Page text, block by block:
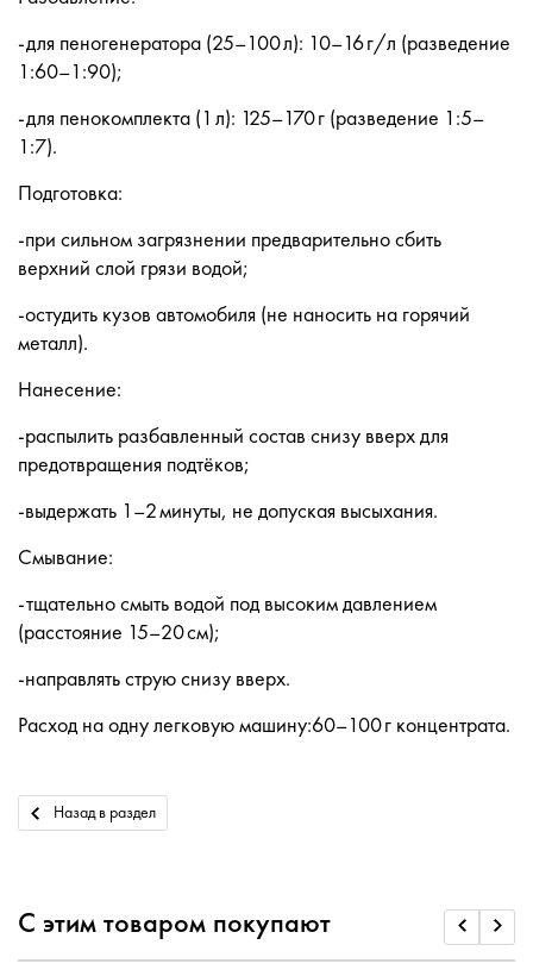
-для пеногенератора (25–100 л): 10–16 г/л (разведение
1:60–1:90);
-для пенокомплекта (1 л): 125–170 г (разведение 1:5–
1:7).
Подготовка:
-при сильном загрязнении предварительно сбить
верхний слой грязи водой;
-остудить кузов автомобиля (не наносить на горячий
металл).
Нанесение:
-распылить разбавленный состав снизу вверх для
предотвращения подтёков;
-выдержать 1–2 минуты, не допуская высыхания.
Смывание:
-тщательно смыть водой под высоким давлением
(расстояние 15–20 см);
-направлять струю снизу вверх.
Расход на одну легковую машину:60–100 г концентрата.
Назад в раздел
С этим товаром покупают